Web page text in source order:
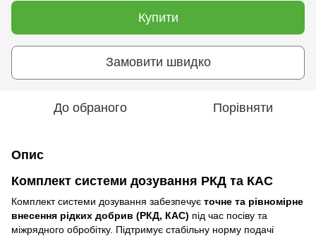
Купити
Замовити швидко
До обраного Порівняти
Опис
Комплект системи дозування РКД та КАС
Комплект системи дозування забезпечує точне та рівномірне
внесення рідких добрив (РКД, КАС) під час посіву та
міжрядного обробітку. Підтримує стабільну норму подачі